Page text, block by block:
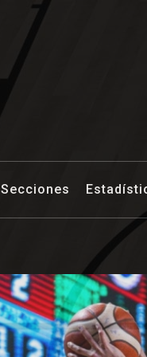
Pick And
Secciones